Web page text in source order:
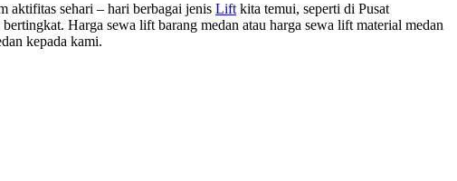
aktifitas sehari – hari berbagai jenis Lift kita temui, seperti di Pusat
Harga sewa lift barang medan atau harga sewa lift material medan
kepada kami.